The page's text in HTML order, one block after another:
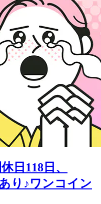
日118日、
り♪ワンコイン